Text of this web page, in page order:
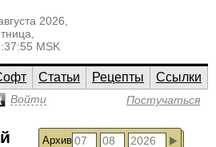
2026,
MSK
Статьи Рецепты
Ссылки
Войти Постучаться
Архив